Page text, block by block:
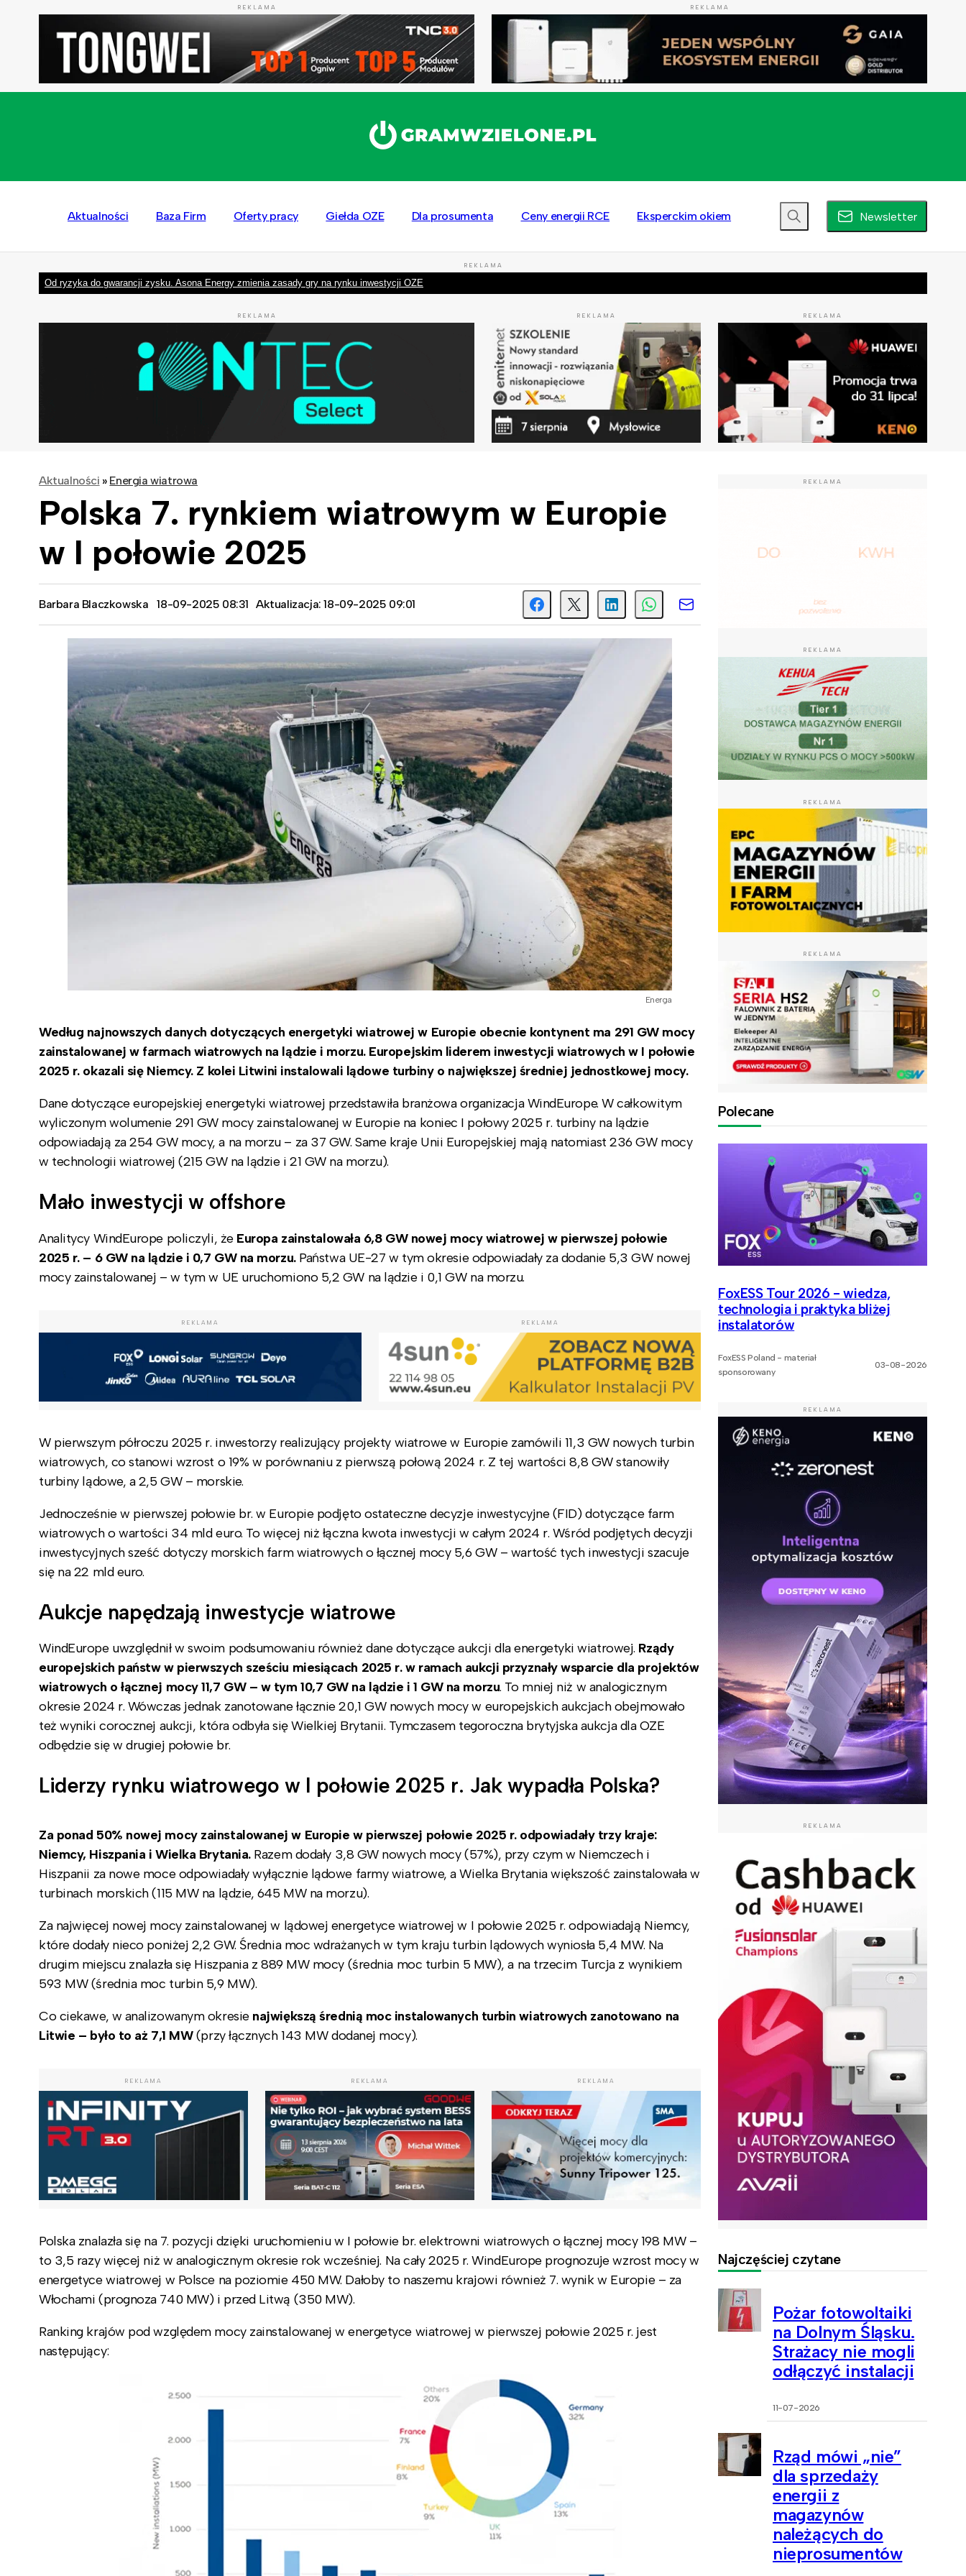
REKLAMA REKLAMA
Aktualności Baza Firm Oferty pracy Giełda OZE Dla prosumenta Ceny energii RCE Eksperckim okiem Newsletter
REKLAMA
Od ryzyka do gwarancji zysku. Asona Energy zmienia zasady gry na rynku inwestycji OZE
REKLAMA REKLAMA REKLAMA
Aktualności » Energia wiatrowa
Polska 7. rynkiem wiatrowym w Europie
w I połowie 2025
Barbara Blaczkowska 18-09-2025 08:31 Aktualizacja: 18-09-2025 09:01
Energa
Według najnowszych danych dotyczących energetyki wiatrowej w Europie obecnie kontynent ma 291 GW mocy
zainstalowanej w farmach wiatrowych na lądzie i morzu. Europejskim liderem inwestycji wiatrowych w I połowie
2025 r. okazali się Niemcy. Z kolei Litwini instalowali lądowe turbiny o największej średniej jednostkowej mocy.
Dane dotyczące europejskiej energetyki wiatrowej przedstawiła branżowa organizacja WindEurope. W całkowitym
wyliczonym wolumenie 291 GW mocy zainstalowanej w Europie na koniec I połowy 2025 r. turbiny na lądzie
odpowiadają za 254 GW mocy, a na morzu – za 37 GW. Same kraje Unii Europejskiej mają natomiast 236 GW mocy
w technologii wiatrowej (215 GW na lądzie i 21 GW na morzu).
Mało inwestycji w offshore
Analitycy WindEurope policzyli, że Europa zainstalowała 6,8 GW nowej mocy wiatrowej w pierwszej połowie
2025 r. – 6 GW na lądzie i 0,7 GW na morzu.Państwa UE-27 w tym okresie odpowiadały za dodanie 5,3 GW nowej
mocy zainstalowanej – w tym w UE uruchomiono 5,2 GW na lądzie i 0,1 GW na morzu.
REKLAMA REKLAMA
W pierwszym półroczu 2025 r. inwestorzy realizujący projekty wiatrowe w Europie zamówili 11,3 GW nowych turbin
wiatrowych, co stanowi wzrost o 19% w porównaniu z pierwszą połową 2024 r. Z tej wartości 8,8 GW stanowiły
turbiny lądowe, a 2,5 GW – morskie.
Jednocześnie w pierwszej połowie br. w Europie podjęto ostateczne decyzje inwestycyjne (FID) dotyczące farm
wiatrowych o wartości 34 mld euro. To więcej niż łączna kwota inwestycji w całym 2024 r. Wśród podjętych decyzji
inwestycyjnych sześć dotyczy morskich farm wiatrowych o łącznej mocy 5,6 GW – wartość tych inwestycji szacuje
się na 22 mld euro.
Aukcje napędzają inwestycje wiatrowe
WindEurope uwzględnił w swoim podsumowaniu również dane dotyczące aukcji dla energetyki wiatrowej. Rządy
europejskich państw w pierwszych sześciu miesiącach 2025 r. w ramach aukcji przyznały wsparcie dla projektów
wiatrowych o łącznej mocy 11,7 GW – w tym 10,7 GW na lądzie i 1 GW na morzu. To mniej niż w analogicznym
okresie 2024 r. Wówczas jednak zanotowane łącznie 20,1 GW nowych mocy w europejskich aukcjach obejmowało
też wyniki corocznej aukcji, która odbyła się Wielkiej Brytanii. Tymczasem tegoroczna brytyjska aukcja dla OZE
odbędzie się w drugiej połowie br.
Liderzy rynku wiatrowego w I połowie 2025 r. Jak wypadła Polska?
Za ponad 50% nowej mocy zainstalowanej w Europie w pierwszej połowie 2025 r. odpowiadały trzy kraje:
Niemcy, Hiszpania i Wielka Brytania.Razem dodały 3,8 GW nowych mocy (57%), przy czym w Niemczech i
Hiszpanii za nowe moce odpowiadały wyłącznie lądowe farmy wiatrowe, a Wielka Brytania większość zainstalowała w
turbinach morskich (115 MW na lądzie, 645 MW na morzu).
Za najwięcej nowej mocy zainstalowanej w lądowej energetyce wiatrowej w I połowie 2025 r. odpowiadają Niemcy,
które dodały nieco poniżej 2,2 GW. Średnia moc wdrażanych w tym kraju turbin lądowych wyniosła 5,4 MW. Na
drugim miejscu znalazła się Hiszpania z 889 MW mocy (średnia moc turbin 5 MW), a na trzecim Turcja z wynikiem
593 MW (średnia moc turbin 5,9 MW).
Co ciekawe, w analizowanym okresie największą średnią moc instalowanych turbin wiatrowych zanotowano na
Litwie – było to aż 7,1 MW(przy łącznych 143 MW dodanej mocy).
REKLAMA REKLAMA REKLAMA
Polska znalazła się na 7. pozycji dzięki uruchomieniu w I połowie br. elektrowni wiatrowych o łącznej mocy 198 MW –
to 3,5 razy więcej niż w analogicznym okresie rok wcześniej. Na cały 2025 r. WindEurope prognozuje wzrost mocy w
energetyce wiatrowej w Polsce na poziomie 450 MW. Dałoby to naszemu krajowi również 7. wynik w Europie – za
Włochami (prognoza 740 MW) i przed Litwą (350 MW).
Ranking krajów pod względem mocy zainstalowanej w energetyce wiatrowej w pierwszej połowie 2025 r. jest
następujący:
REKLAMA
REKLAMA
REKLAMA
REKLAMA
Polecane
FoxESS Tour 2026 - wiedza,
technologia i praktyka bliżej
instalatorów
FoxESS Poland - materiał
sponsorowany
03-08-2026
REKLAMA
REKLAMA
Najczęściej czytane
Pożar fotowoltaiki
na Dolnym Śląsku.
Strażacy nie mogli
odłączyć instalacji
11-07-2026
Rząd mówi „nie”
dla sprzedaży
energii z
magazynów
należących do
nieprosumentów